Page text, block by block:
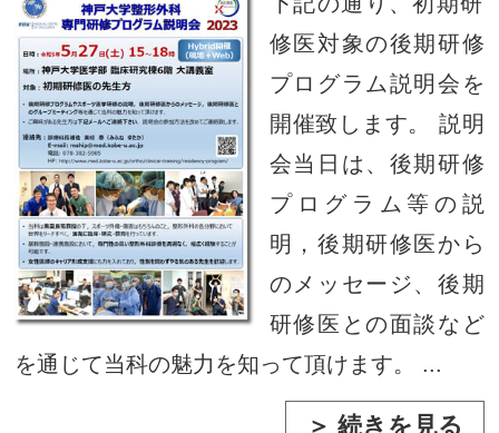
修医対象の後期研修
プログラム説明会を
開催致します。 説明
会当日は、後期研修
プログラム等の説
明，後期研修医から
のメッセージ、後期
研修医との面談など
を通じて当科の魅力を知って頂けます。 ...
＞ 続きを見る